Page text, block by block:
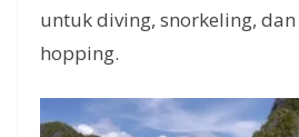
untuk diving, snorkeling,
hopping.